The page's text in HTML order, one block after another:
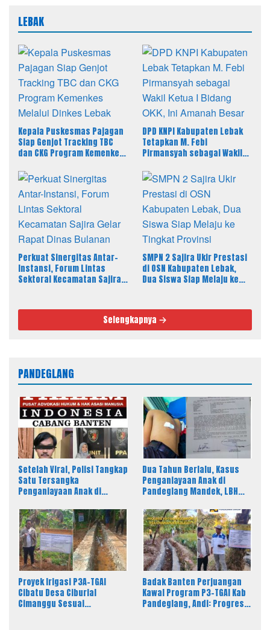
LEBAK
Kepala Puskesmas Pajagan
Siap Genjot Tracking TBC
dan CKG Program Kemenkes
DPD KNPI Kabupaten Lebak
Tetapkan M. Febi
Pirmansyah sebagai Wakil
Amanah Besar
Perkuat Sinergitas Antar-
Instansi, Forum Lintas
Sektoral Kecamatan Sajira
SMPN 2 Sajira Ukir Prestasi
di OSN Kabupaten Lebak,
Dua Siswa Siap Melaju ke
Selengkapnya
PANDEGLANG
Setelah Viral, Polisi Tangkap
Satu Tersangka
Penganiayaan Anak di
Banten Desak 4 Tersangka
Lain Segera Diproses
Dua Tahun Berlalu, Kasus
Penganiayaan Anak di
Pandeglang Mandek, LBH
Pelaku
Proyek Irigasi P3A-TGAI
Cibatu Desa Ciburial
Cimanggu Sesuai
Badak Banten Perjuangan
Kawal Program P3-TGAI Kab
Pandeglang, Andi: Progres